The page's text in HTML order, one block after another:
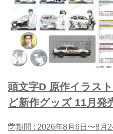
頭文字D 原作イラス
ど新作グッズ 11月発
期間 : 2026年8月6日〜8月